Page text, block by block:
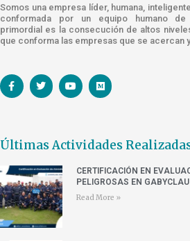
Somos una empresa líder, humana,
conformada por un equipo humano
primordial es la consecución de altos
que conforma las empresas que se acercan
Últimas Actividades
CERTIFICACIÓN EN
PELIGROSAS EN GABYCLAU
Read More »